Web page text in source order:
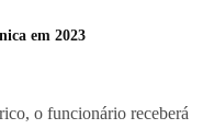
em 2023
o funcionário receberá